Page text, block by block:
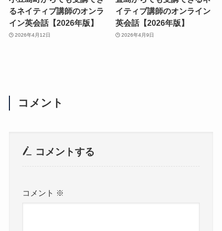
るネイティブ講師のオンラ
イン英会話【2026年版】
2026年4月12日
イティブ講師のオンライン
英会話【2026年版】
2026年4月9日
コメント
コメントする
コメント ※